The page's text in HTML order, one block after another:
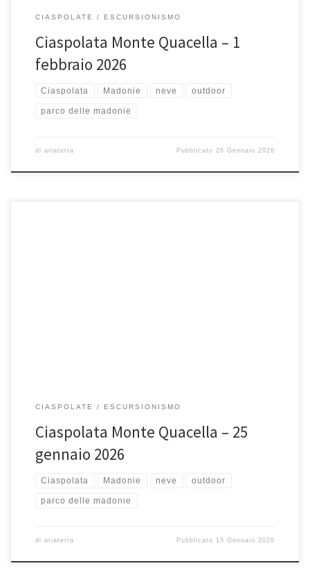
CIASPOLATE ESCURSIONISMO
Ciaspolata Monte Quacella – 1
febbraio 2026
Ciaspolata Madonie neve outdoor
parco delle madonie
di ariaterra Pubblicato26 Gennaio 2026
CIASPOLATE ESCURSIONISMO
Ciaspolata Monte Quacella – 25
gennaio 2026
Ciaspolata Madonie neve outdoor
parco delle madonie
di ariaterra Pubblicato 15 Gennaio 2026